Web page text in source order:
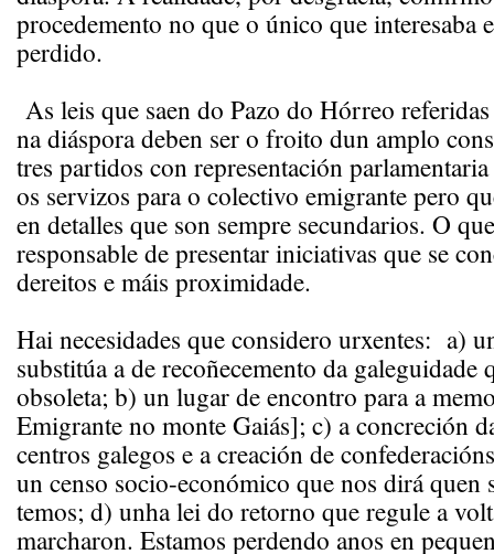
procedemento no que o único que interesaba
perdido.
As leis que saen do Pazo do Hórreo
na diáspora deben ser o froito dun amplo
tres partidos con representación
os servizos para o colectivo emigrante pero
en detalles que son sempre secundarios. O
responsable de presentar iniciativas que se
dereitos e máis proximidade.
Hai necesidades que considero urxentes: a)
substitúa a de recoñecemento da galeguidade
obsoleta; b) un lugar de encontro para a
Emigrante no monte Gaiás]; c) a concreción
centros galegos e a creación de
un censo socio-económico que nos dirá quen
temos; d) unha lei do retorno que regule a
marcharon. Estamos perdendo anos en